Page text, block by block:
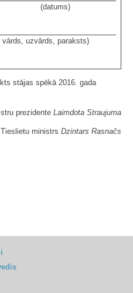
(datums)
vārds, uzvārds, paraksts)
stājas spēkā 2016. gada
prezidente Laimdota Straujuma
Tieslietu ministrs Dzintars Rasnačs